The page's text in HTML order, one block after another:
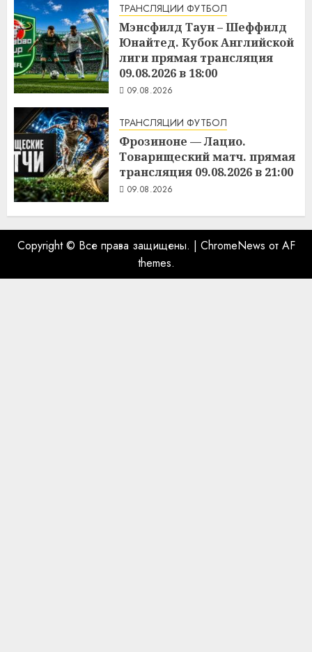
ТРАНСЛЯЦИИ ФУТБОЛ
Мэнсфилд Таун – Шеффилд
Юнайтед. Кубок Английской
лиги прямая трансляция
09.08.2026 в 18:00
09.08.2026
ТРАНСЛЯЦИИ ФУТБОЛ
Фрозиноне — Лацио.
Товарищеский матч. прямая
трансляция 09.08.2026 в 21:00
09.08.2026
Copyright © Все права защищены. | ChromeNews от AF
themes.